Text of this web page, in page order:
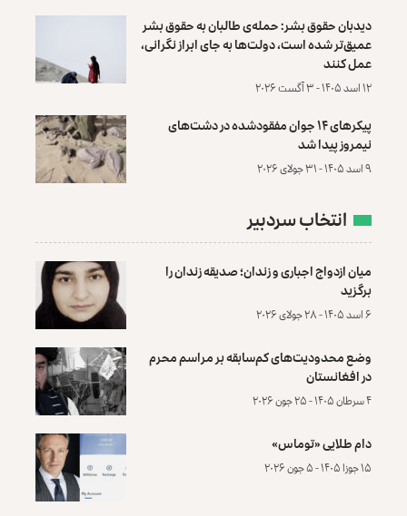
دیدبان حقوق بشر: حمله‌ی طالبان به حقوق بشر
عمیق‌تر شده است، دولت‌ها به جای ابراز نگرانی،
عمل کنند
۱۲ اسد ۱۴۰۵ - ۳ آگست ۲۰۲۶
پیکرهای ۱۴ جوان مفقودشده در دشت‌های
نیمروز پیدا شد
۹ اسد ۱۴۰۵ - ۳۱ جولای ۲۰۲۶
انتخاب سردبیر
میان ازدواج اجباری و زندان؛ صدیقه زندان را
برگزید
۶ اسد ۱۴۰۵ - ۲۸ جولای ۲۰۲۶
وضع محدودیت‌های کم‌سابقه بر مراسم محرم
در افغانستان
۴ سرطان ۱۴۰۵ - ۲۵ جون ۲۰۲۶
دام طلایی «توماس»
۱۵ جوزا ۱۴۰۵ - ۵ جون ۲۰۲۶